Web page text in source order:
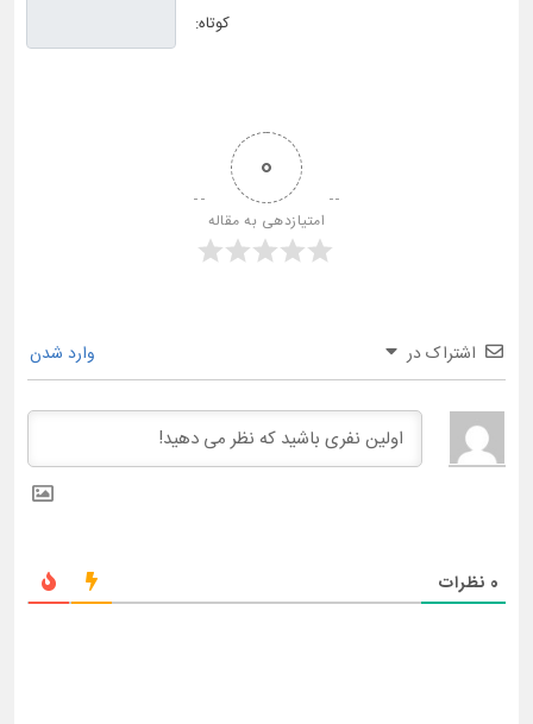
کوتاه:
0
امتیازدهی به مقاله
اشتراک در وارد شدن
0 نظرات